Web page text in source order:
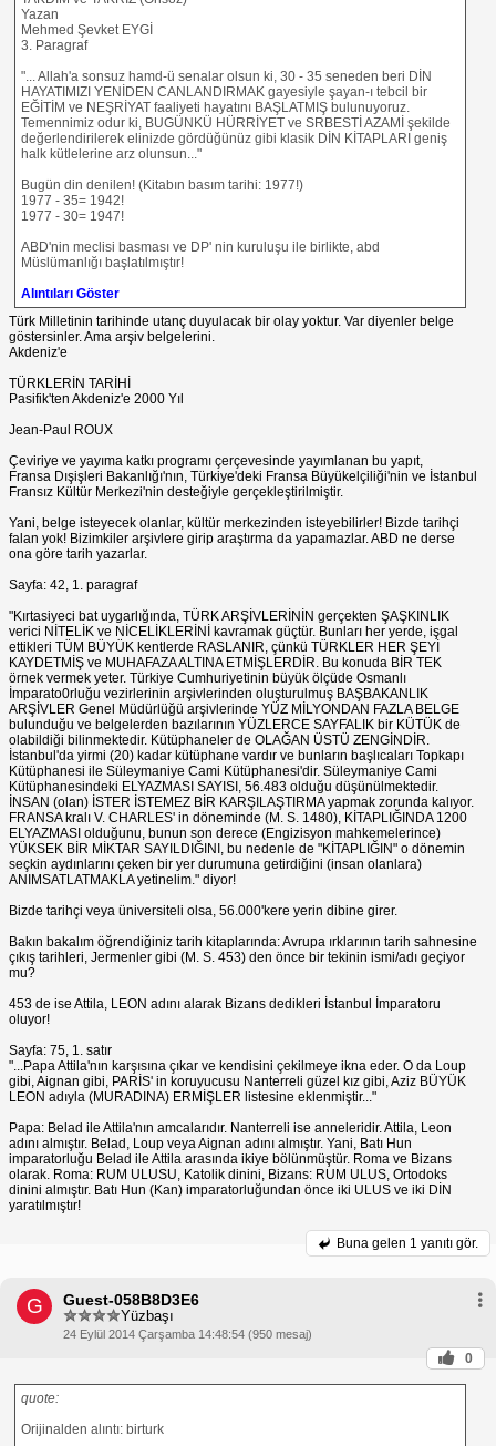
Yazan
Mehmed Şevket EYGİ
3. Paragraf
"... Allah'a sonsuz hamd-ü senalar olsun ki, 30 - 35 seneden beri DİN
HAYATIMIZI YENİDEN CANLANDIRMAK gayesiyle şayan-ı tebcil bir
EĞİTİM ve NEŞRİYAT faaliyeti hayatını BAŞLATMIŞ bulunuyoruz.
Temennimiz odur ki, BUGÜNKÜ HÜRRİYET ve SRBESTİ AZAMİ şekilde
değerlendirilerek elinizde gördüğünüz gibi klasik DİN KİTAPLARI geniş
halk kütlelerine arz olunsun..."
Bugün din denilen! (Kitabın basım tarihi: 1977!)
1977 - 35= 1942!
1977 - 30= 1947!
ABD'nin meclisi basması ve DP' nin kuruluşu ile birlikte, abd
Müslümanlığı başlatılmıştır!
Alıntıları Göster
Türk Milletinin tarihinde utanç duyulacak bir olay yoktur. Var diyenler belge
göstersinler. Ama arşiv belgelerini.
Akdeniz'e
TÜRKLERİN TARİHİ
Pasifik'ten Akdeniz'e 2000 Yıl
Jean-Paul ROUX
Çeviriye ve yayıma katkı programı çerçevesinde yayımlanan bu yapıt,
Fransa Dışişleri Bakanlığı'nın, Türkiye'deki Fransa Büyükelçiliği'nin ve İstanbul
Fransız Kültür Merkezi'nin desteğiyle gerçekleştirilmiştir.
Yani, belge isteyecek olanlar, kültür merkezinden isteyebilirler! Bizde tarihçi
falan yok! Bizimkiler arşivlere girip araştırma da yapamazlar. ABD ne derse
ona göre tarih yazarlar.
Sayfa: 42, 1. paragraf
"Kırtasiyeci bat uygarlığında, TÜRK ARŞİVLERİNİN gerçekten ŞAŞKINLIK
verici NİTELİK ve NİCELİKLERİNİ kavramak güçtür. Bunları her yerde, işgal
ettikleri TÜM BÜYÜK kentlerde RASLANIR, çünkü TÜRKLER HER ŞEYİ
KAYDETMİŞ ve MUHAFAZA ALTINA ETMİŞLERDİR. Bu konuda BİR TEK
örnek vermek yeter. Türkiye Cumhuriyetinin büyük ölçüde Osmanlı
İmparato0rluğu vezirlerinin arşivlerinden oluşturulmuş BAŞBAKANLIK
ARŞİVLER Genel Müdürlüğü arşivlerinde YÜZ MİLYONDAN FAZLA BELGE
bulunduğu ve belgelerden bazılarının YÜZLERCE SAYFALIK bir KÜTÜK de
olabildiği bilinmektedir. Kütüphaneler de OLAĞAN ÜSTÜ ZENGİNDİR.
İstanbul'da yirmi (20) kadar kütüphane vardır ve bunların başlıcaları Topkapı
Kütüphanesi ile Süleymaniye Cami Kütüphanesi'dir. Süleymaniye Cami
Kütüphanesindeki ELYAZMASI SAYISI, 56.483 olduğu düşünülmektedir.
İNSAN (olan) İSTER İSTEMEZ BİR KARŞILAŞTIRMA yapmak zorunda kalıyor.
FRANSA kralı V. CHARLES' in döneminde (M. S. 1480), KİTAPLIĞINDA 1200
ELYAZMASI olduğunu, bunun son derece (Engizisyon mahkemelerince)
YÜKSEK BİR MİKTAR SAYILDIĞINI, bu nedenle de "KİTAPLIĞIN" o dönemin
seçkin aydınlarını çeken bir yer durumuna getirdiğini (insan olanlara)
ANIMSATLATMAKLA yetinelim." diyor!
Bizde tarihçi veya üniversiteli olsa, 56.000'kere yerin dibine girer.
Bakın bakalım öğrendiğiniz tarih kitaplarında: Avrupa ırklarının tarih sahnesine
çıkış tarihleri, Jermenler gibi (M. S. 453) den önce bir tekinin ismi/adı geçiyor
mu?
453 de ise Attila, LEON adını alarak Bizans dedikleri İstanbul İmparatoru
oluyor!
Sayfa: 75, 1. satır
"...Papa Attila'nın karşısına çıkar ve kendisini çekilmeye ikna eder. O da Loup
gibi, Aignan gibi, PARİS' in koruyucusu Nanterreli güzel kız gibi, Aziz BÜYÜK
LEON adıyla (MURADINA) ERMİŞLER listesine eklenmiştir..."
Papa: Belad ile Attila'nın amcalarıdır. Nanterreli ise anneleridir. Attila, Leon
adını almıştır. Belad, Loup veya Aignan adını almıştır. Yani, Batı Hun
imparatorluğu Belad ile Attila arasında ikiye bölünmüştür. Roma ve Bizans
olarak. Roma: RUM ULUSU, Katolik dinini, Bizans: RUM ULUS, Ortodoks
dinini almıştır. Batı Hun (Kan) imparatorluğundan önce iki ULUS ve iki DİN
yaratılmıştır!
Buna gelen 1 yanıtı gör.
G Guest-058B8D3E6
Yüzbaşı
24 Eylül 2014 Çarşamba 14:48:54 (950 mesaj)
0
quote:
Orijinalden alıntı: birturk